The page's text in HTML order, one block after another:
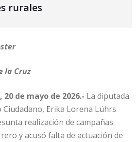
rurales
la Cruz
de mayo de 2026.- La diputada
Erika Lorena Lührs
realización de campañas
y acusó falta de actuación de